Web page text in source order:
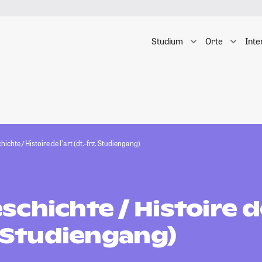
Studium Orte
/ Histoire de l'art (dt.-frz. Studiengang)
/ Histoire